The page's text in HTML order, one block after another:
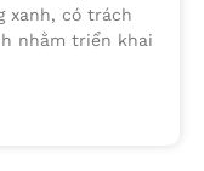
xanh, có trách
nhằm triển khai